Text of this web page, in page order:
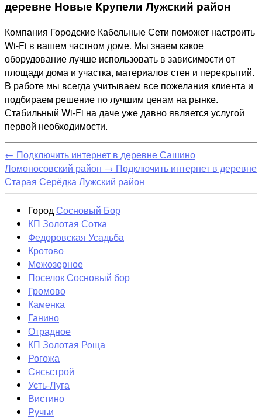
деревне Новые Крупели Лужский район
Компания Городские Кабельные Сети поможет настроить
Wi-Fi в вашем частном доме. Мы знаем какое
оборудование лучше использовать в зависимости от
площади дома и участка, материалов стен и перекрытий.
В работе мы всегда учитываем все пожелания клиента и
подбираем решение по лучшим ценам на рынке.
Стабильный Wi-Fi на даче уже давно является услугой
первой необходимости.
← Подключить интернет в деревне Сашино
Ломоносовский район → Подключить интернет в деревне
Старая Серёдка Лужский район
ГородСосновый Бор
КП Золотая Сотка
Федоровская Усадьба
Кротово
Межозерное
Поселок Сосновый бор
Громово
Каменка
Ганино
Отрадное
КП Золотая Роща
Рогожа
Сясьстрой
Усть-Луга
Вистино
Ручьи